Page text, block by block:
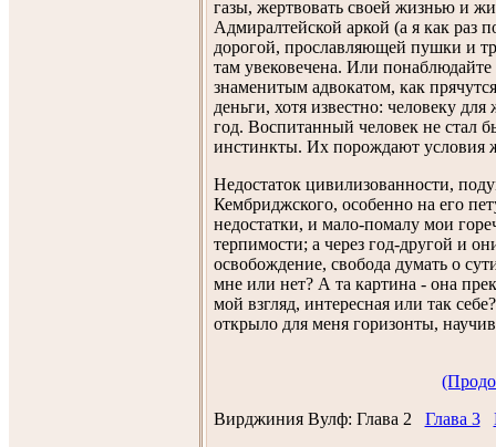
газы, жертвовать своей жизнью и
Адмиралтейской аркой (а я как раз
дорогой, прославляющей пушки и
там увековечена. Или
знаменитым адвокатом, как
деньги, хотя известно: человеку
год. Воспитанный человек не стал
инстинкты. Их порождают условия
Недостаток цивилизованности,
Кембриджского, особенно на его
недостатки, и мало-помалу мои
терпимости; а через год-другой и
освобождение, свобода думать о
мне или нет? А та картина - она
мой взгляд, интересная или так
открыло для меня горизонты,
Вирджиния Вулф: Глава 2 Глава 3